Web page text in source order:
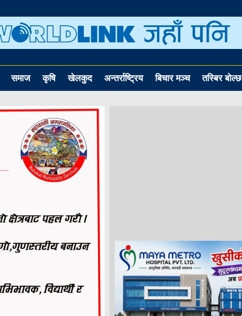
समाज कृषि खेलकुद अन्तर्राष्ट्रिय बिचार मञ्च तस्बिर बोल्छ